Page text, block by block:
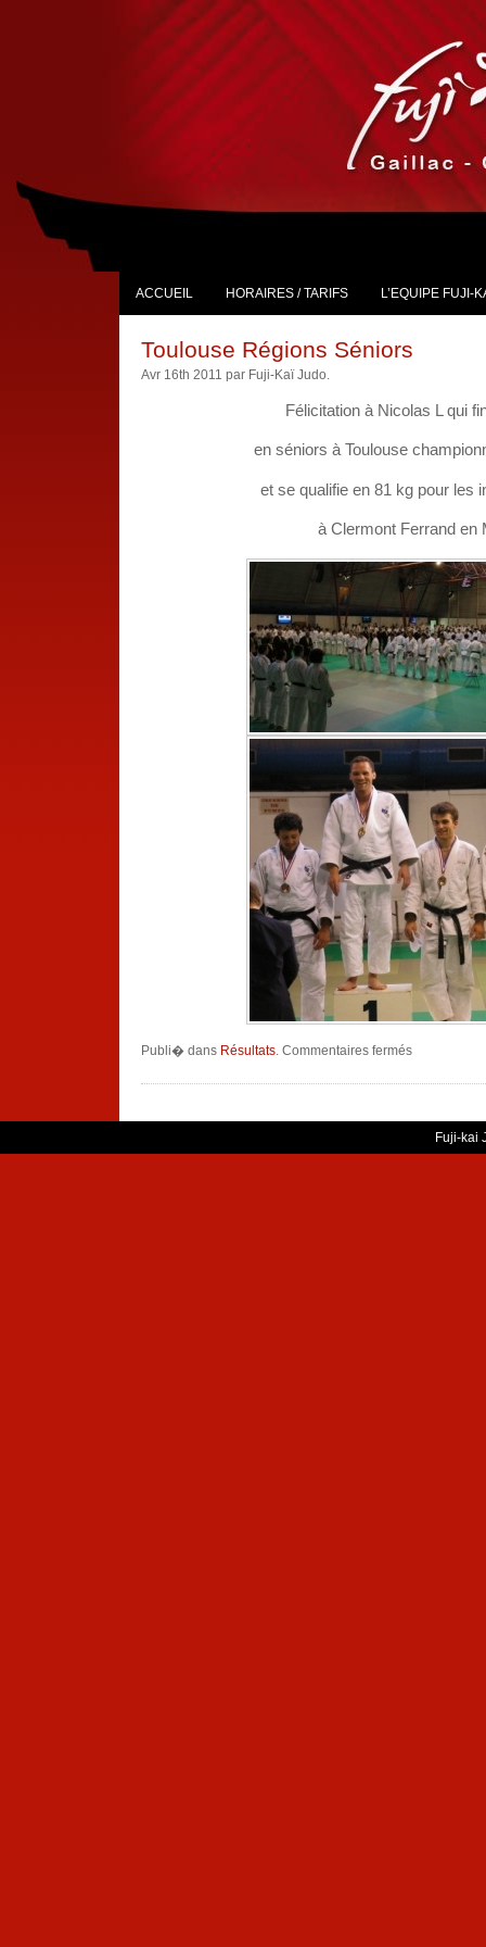
ACCUEIL HORAIRES / TARIFS L’EQUIPE FUJI-
Toulouse Régions Séniors
Avr 16th 2011 par Fuji-Kaï Judo.
Félicitation à Nicolas L qui
en séniors à Toulouse
et se qualifie en 81 kg pour les
à Clermont Ferrand en
Publi� dans Résultats. Commentaires ferméssur
Séniors
Fuji-kai